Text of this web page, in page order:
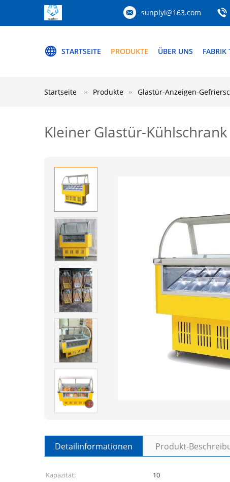
sunplyl@163.com
STARTSEITE PRODUKTE ÜBER UNS FABRIK
Startseite Produkte Glastür-Anzeigen-
Kleiner Glastür-
Detailinformationen Produkt-
Kapazität: 10